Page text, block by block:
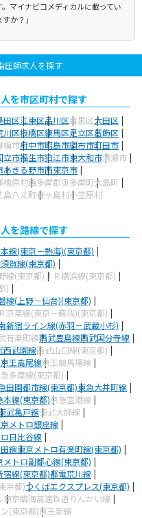
マイナビコメディカルに載ってい
か？」
圧師求人を探す
を市区町村で探す
田区江東区品川区目黒区大田区
川区板橋区練馬区足立区葛飾区
梅市府中市昭島市調布市町田市
立市福生市狛江市東大和市清瀬市
あきる野市西東京市
檜原村西多摩郡奥多摩町大島町
島八丈町青ヶ島村小笠原村
を路線で探す
線(東京－熱海)(東京都)
賀線(東京都)
線(東京都) ＪＲ横浜線(東京都)
)
線(上野－仙台)(東京都)
京葉線(東京－蘇我)(東京都)
新宿ライン線(赤羽－武蔵小杉)
有楽町線西武豊島線西武国分寺線
西武園線西武山口線(東京都)
京王高尾線京王競馬場線
多摩線(東京都)
田園都市線(東京都)東急大井町線
本線(東京都)京急空港線
武亀戸線東武大師線
メトロ銀座線
日比谷線
線東京メトロ有楽町線(東京都)
メトロ副都心線(東京都)
宿線(東京都)都電荒川線
京都)つくばエクスプレス(東京都)
東京臨海高速鉄道りんかい線
(東京都)京王新線